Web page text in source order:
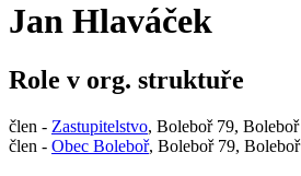
Jan Hlaváček
Role v org. struktuře
člen - Zastupitelstvo, Boleboř 79, Boleboř
člen - Obec Boleboř, Boleboř 79, Boleboř